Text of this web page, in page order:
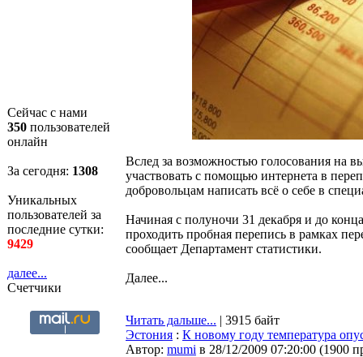
Сейчас с нами
350 пользователей
онлайн
За сегодня: 1309
Уникальных
пользователей за
последние сутки:
9429
далее...
Счетчики
Вслед за возможностью голосования на
участвовать с помощью интернета в
добровольцам написать всё о себе в
Начиная с полуночи 31 декабря и до
проходить пробная перепись в рамках
сообщает Департамент статистики.
Далее...
Читать дальше... | 3915 байт
Эстония : К новому году температура
Автор: mumi в 28/12/2009 07:20:00 (1900